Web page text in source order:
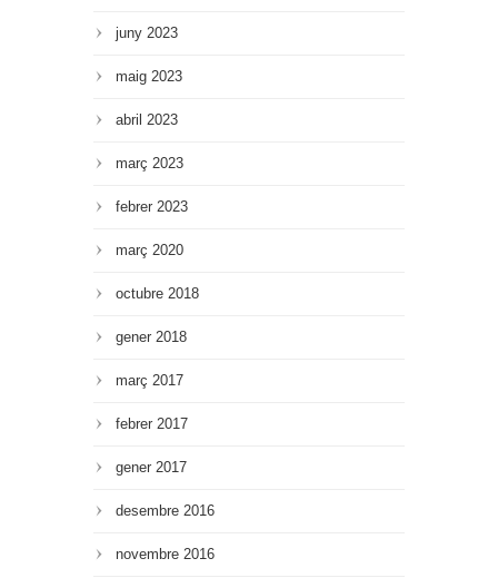
juny 2023
maig 2023
abril 2023
març 2023
febrer 2023
març 2020
octubre 2018
gener 2018
març 2017
febrer 2017
gener 2017
desembre 2016
novembre 2016